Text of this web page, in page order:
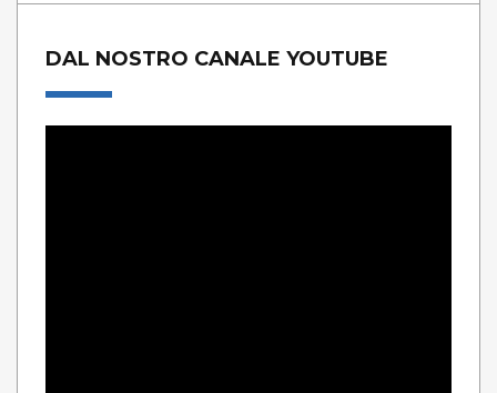
DAL NOSTRO CANALE YOUTUBE